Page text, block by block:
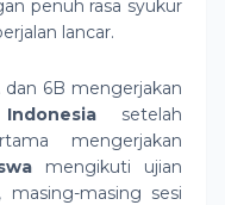
penuh rasa syukur
lancar.
dan 6B mengerjakan
setelah
mengerjakan
mengikuti ujian
, masing-masing sesi